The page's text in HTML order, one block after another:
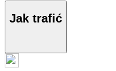
Jak trafić